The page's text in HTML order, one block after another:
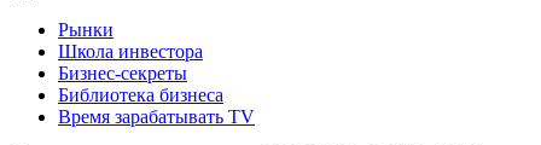
Рынки
Школа инвестора
Бизнес-секреты
Библиотека бизнеса
Время зарабатывать TV